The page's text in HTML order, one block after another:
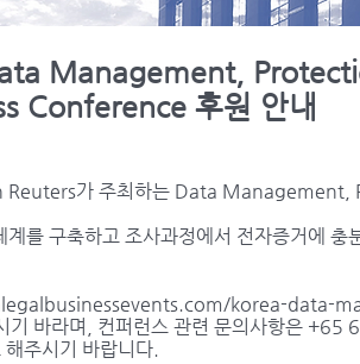
Management,
Conference 후원 안내
Reuters가 주최하는 Data
를 구축하고 조사과정에서 전자증거에 충
korea-data-
기 바라며, 컨퍼런스 관련 문의사항은
해주시기 바랍니다.